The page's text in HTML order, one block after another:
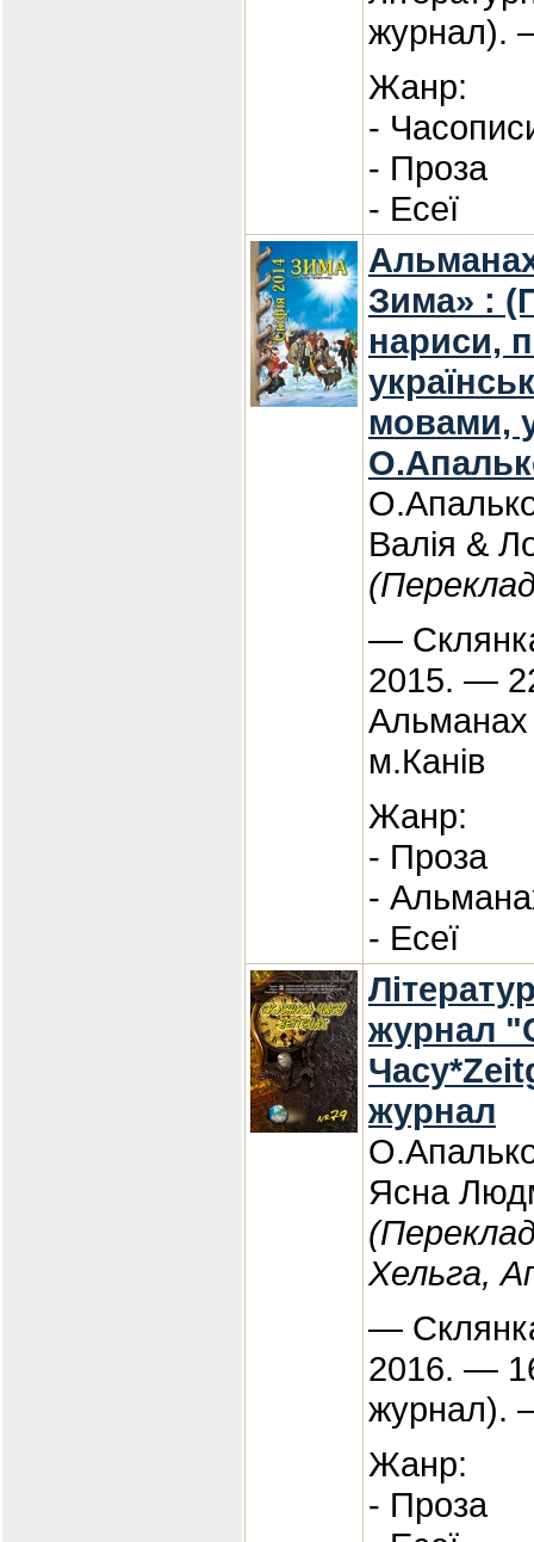
журнал).
Жанр:
-
- Проза
- Есеї
Зима» :
нариси,
мовами,
Валія &
—
2015. —
м.Канів
Жанр:
- Проза
-
- Есеї
журнал
журнал
Ясна
Хельга,
—
2016. —
журнал).
Жанр:
- Проза